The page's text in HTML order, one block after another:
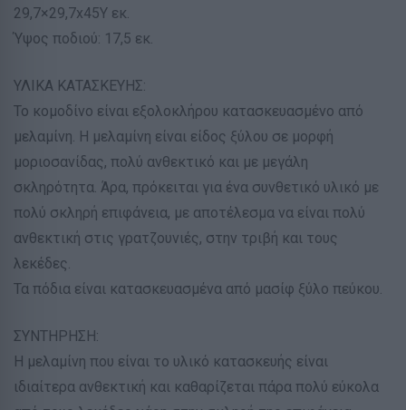
29,7×29,7x45Y εκ.
Ύψος ποδιού: 17,5 εκ.
ΥΛΙΚΑ ΚΑΤΑΣΚΕΥΗΣ:
Το κομοδίνο είναι εξολοκλήρου κατασκευασμένο από
μελαμίνη. Η μελαμίνη είναι είδος ξύλου σε μορφή
μοριοσανίδας, πολύ ανθεκτικό και με μεγάλη
σκληρότητα. Άρα, πρόκειται για ένα συνθετικό υλικό με
πολύ σκληρή επιφάνεια, με αποτέλεσμα να είναι πολύ
ανθεκτική στις γρατζουνιές, στην τριβή και τους
λεκέδες.
Τα πόδια είναι κατασκευασμένα από μασίφ ξύλο πεύκου.
ΣΥΝΤΗΡΗΣΗ:
Η μελαμίνη που είναι το υλικό κατασκευής είναι
ιδιαίτερα ανθεκτική και καθαρίζεται πάρα πολύ εύκολα